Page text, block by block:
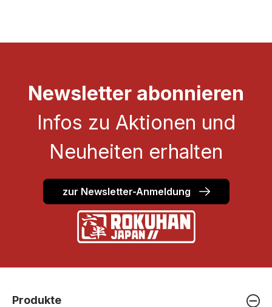
Newsletter abonnieren
Infos zu Aktionen und
Neuheiten erhalten
zur Newsletter-Anmeldung
Produkte